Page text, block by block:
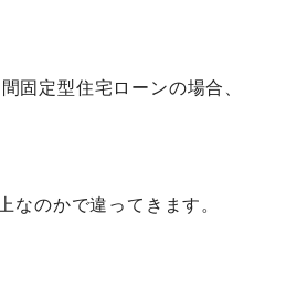
固定型住宅ローンの場合、
なのかで違ってきます。